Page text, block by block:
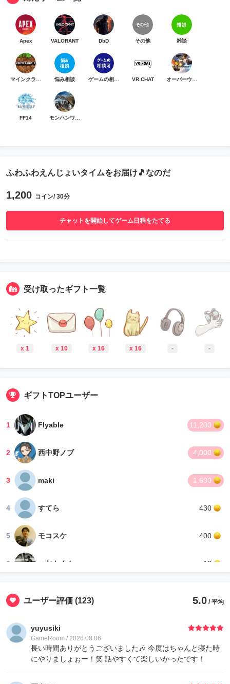
Apex VALORANT DbD その他 雑談
悩み相談 VR CHAT
FF14
ふわふわえんじょいタイムをお届け🎵なのだ
1,200 コイン/ 30分
チャットを開始してゲーム日程をたてる
受け取ったギフト一覧
x 1 x 10 x 16 x 16 - -
ギフトTOPユーザー
1 Flyable 11,200
2 西中野ノブ 4,000
3 maki 1,600
4 すてら 430
5 モコスケ 400
6 ハヤトくんα 10
ユーザー評価 (123) 5.0 / 平均
yuyusiki
GameRoom / 2026.08.06
長い時間ありがとうございました🎶 今度はちゃんと寝た時
にやりましょぉー！笑 話やすくて楽しいかったです！